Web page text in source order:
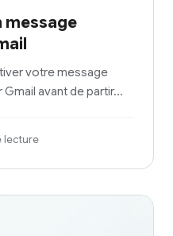
message
votre message
Gmail avant de partir…
lecture